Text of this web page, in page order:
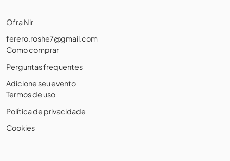
Ofra Nir
ferero.roshe7@gmail.com
Como comprar
Perguntas frequentes
Adicione seu evento
Termos de uso
Política de privacidade
Cookies